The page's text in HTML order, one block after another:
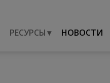
РЕСУРСЫ▾ НОВОСТИ